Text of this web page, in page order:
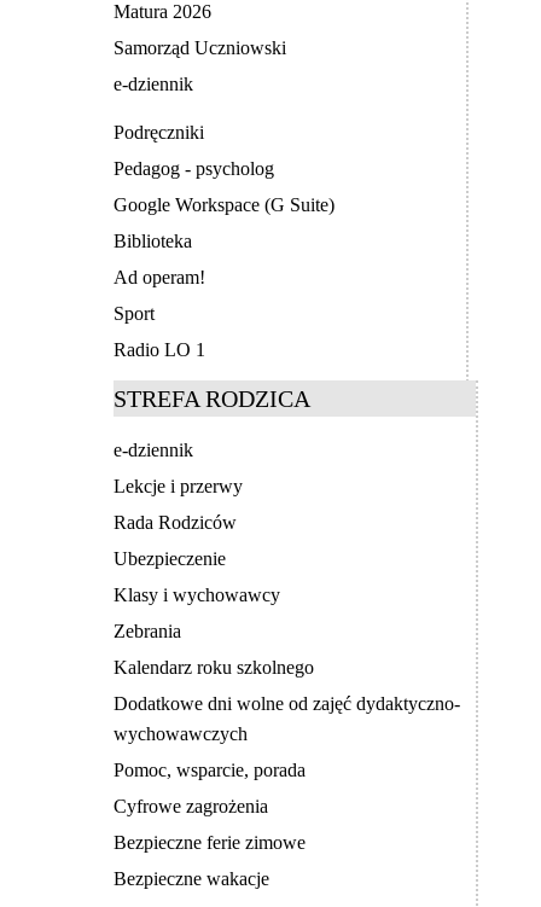
Matura 2026
Samorząd Uczniowski
e-dziennik
Podręczniki
Pedagog - psycholog
Google Workspace (G Suite)
Biblioteka
Ad operam!
Sport
Radio LO 1
STREFA RODZICA
e-dziennik
Lekcje i przerwy
Rada Rodziców
Ubezpieczenie
Klasy i wychowawcy
Zebrania
Kalendarz roku szkolnego
Dodatkowe dni wolne od zajęć dydaktyczno-
wychowawczych
Pomoc, wsparcie, porada
Cyfrowe zagrożenia
Bezpieczne ferie zimowe
Bezpieczne wakacje